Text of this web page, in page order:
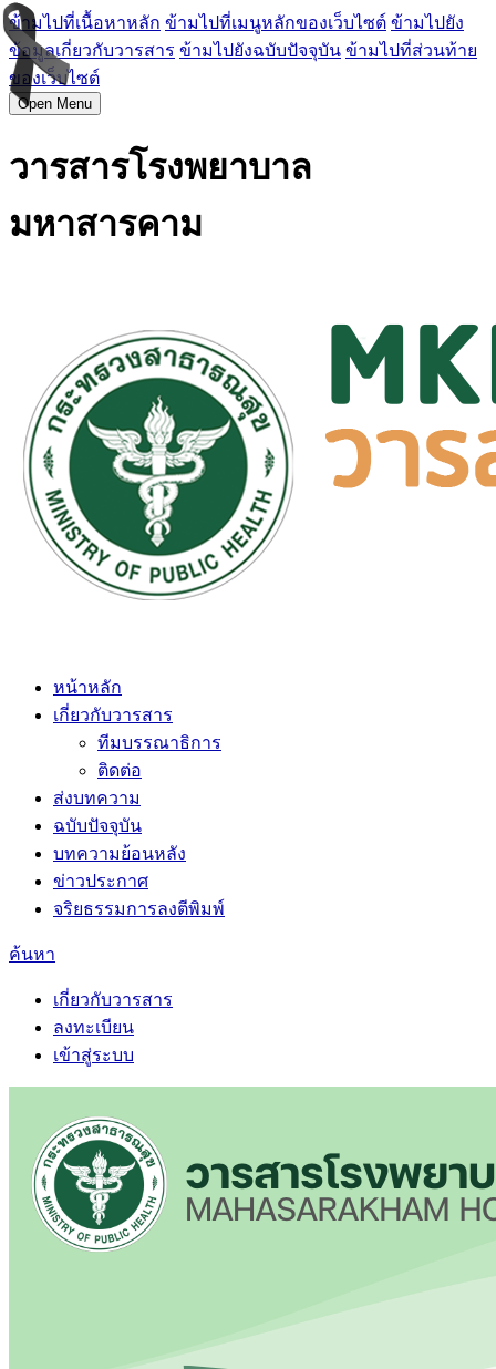
ข้ามไปที่เนื้อหาหลัก ข้ามไปที่เมนูหลักของเว็บไซต์ ข้ามไปยัง
ข้อมูลเกี่ยวกับวารสาร ข้ามไปยังฉบับปัจจุบัน ข้ามไปที่ส่วนท้าย
ของเว็บไซต์
Open Menu
วารสารโรงพยาบาล
มหาสารคาม
หน้าหลัก
เกี่ยวกับวารสาร
ทีมบรรณาธิการ
ติดต่อ
ส่งบทความ
ฉบับปัจจุบัน
บทความย้อนหลัง
ข่าวประกาศ
จริยธรรมการลงตีพิมพ์
ค้นหา
เกี่ยวกับวารสาร
ลงทะเบียน
เข้าสู่ระบบ